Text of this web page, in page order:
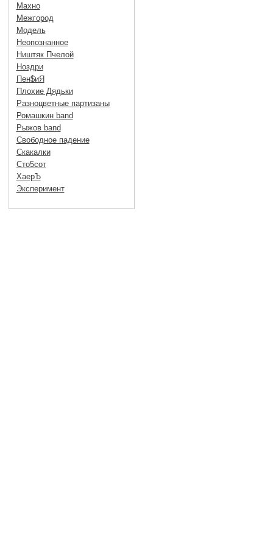
Махно
Межгород
Модель
Неопознанное
Ништяк Пчелой
Ноздри
Пен$иЯ
Плохие Дядьки
Разноцветные партизаны
Ромашкин band
Рыжов band
Свободное падение
Скакалки
Сто5сот
ХаерЪ
Эксперимент